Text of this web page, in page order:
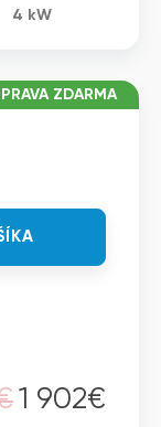
4 kW
ZDARMA
1 902€